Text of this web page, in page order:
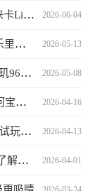
2026-06-04
功能
2026-05-13
房
2026-05-08
舰
2026-04-16
强
2026-04-13
30万
2026-04-01
情